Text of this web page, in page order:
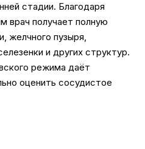
стадии. Благодаря
врач получает полную
желчного пузыря,
и других структур.
режима даёт
оценить сосудистое